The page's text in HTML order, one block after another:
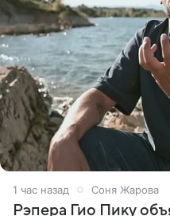
1 час назад Соня Жарова
Рэпера Гио Пику